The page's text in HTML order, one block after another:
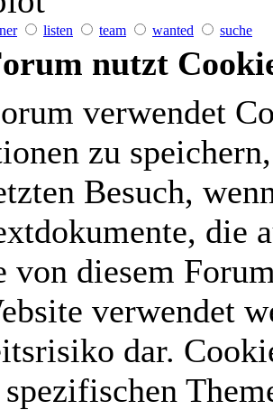
listen team wanted suche
nutzt
verwendet
zu
Besuch,
die
von diesem
verwendet
dar.